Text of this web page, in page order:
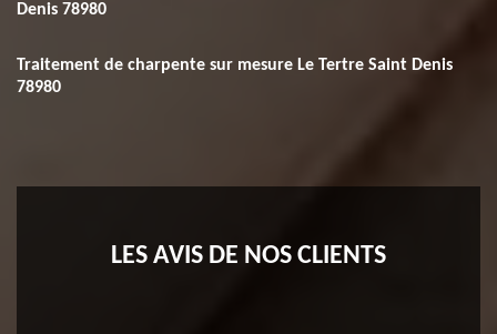
Denis 78980
Traitement de charpente sur mesure Le Tertre Saint Denis
78980
LES AVIS DE NOS CLIENTS